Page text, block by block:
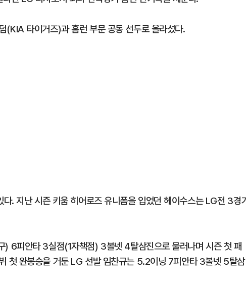
(KIA 타이거즈)과 홈런 부문 공동 선두로 올라섰다.
. 지난 시즌 키움 히어로즈 유니폼을 입었던 헤이수스는 LG전 3경
6피안타 3실점(1자책점) 3볼넷 4탈삼진으로 물러나며 시즌 첫 패
첫 완봉승을 거둔 LG 선발 임찬규는 5.2이닝 7피안타 3볼넷 5탈삼